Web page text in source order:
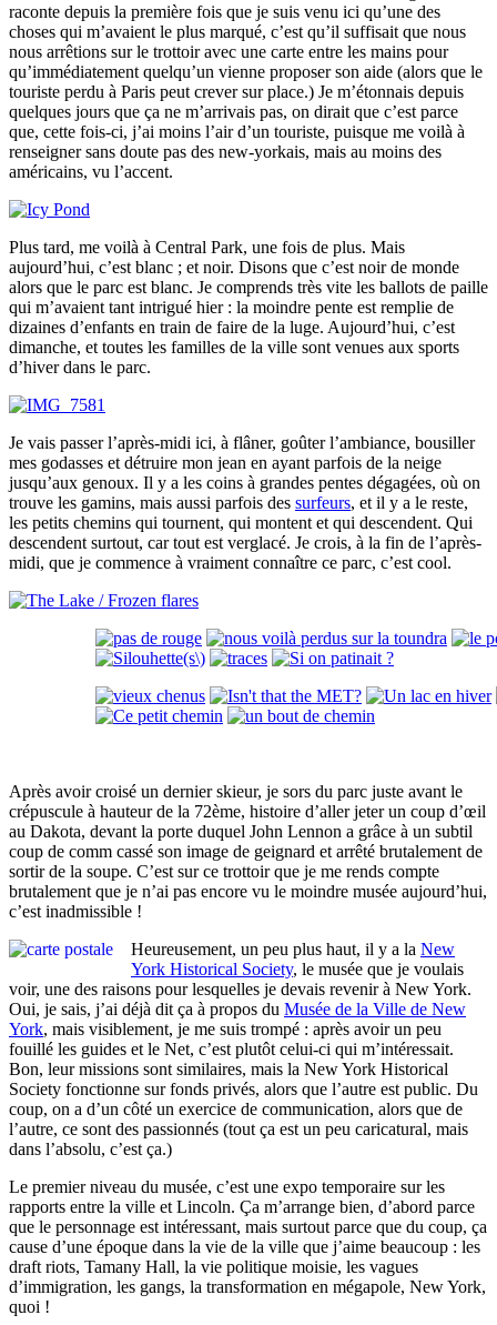
raconte depuis la première fois que je suis venu ici qu’une des
choses qui m’avaient le plus marqué, c’est qu’il suffisait que nous
nous arrêtions sur le trottoir avec une carte entre les mains pour
qu’immédiatement quelqu’un vienne proposer son aide (alors que le
touriste perdu à Paris peut crever sur place.) Je m’étonnais depuis
quelques jours que ça ne m’arrivais pas, on dirait que c’est parce
que, cette fois-ci, j’ai moins l’air d’un touriste, puisque me voilà à
renseigner sans doute pas des new-yorkais, mais au moins des
américains, vu l’accent.
Plus tard, me voilà à Central Park, une fois de plus. Mais
aujourd’hui, c’est blanc ; et noir. Disons que c’est noir de monde
alors que le parc est blanc. Je comprends très vite les ballots de paille
qui m’avaient tant intrigué hier : la moindre pente est remplie de
dizaines d’enfants en train de faire de la luge. Aujourd’hui, c’est
dimanche, et toutes les familles de la ville sont venues aux sports
d’hiver dans le parc.
Je vais passer l’après-midi ici, à flâner, goûter l’ambiance, bousiller
mes godasses et détruire mon jean en ayant parfois de la neige
jusqu’aux genoux. Il y a les coins à grandes pentes dégagées, où on
trouve les gamins, mais aussi parfois des surfeurs, et il y a le reste,
les petits chemins qui tournent, qui montent et qui descendent. Qui
descendent surtout, car tout est verglacé. Je crois, à la fin de l’après-
midi, que je commence à vraiment connaître ce parc, c’est cool.
Après avoir croisé un dernier skieur, je sors du parc juste avant le
crépuscule à hauteur de la 72ème, histoire d’aller jeter un coup d’œil
au Dakota, devant la porte duquel John Lennon a grâce à un subtil
coup de comm cassé son image de geignard et arrêté brutalement de
sortir de la soupe. C’est sur ce trottoir que je me rends compte
brutalement que je n’ai pas encore vu le moindre musée aujourd’hui,
c’est inadmissible !
Heureusement, un peu plus haut, il y a la New
York Historical Society, le musée que je voulais
voir, une des raisons pour lesquelles je devais revenir à New York.
Oui, je sais, j’ai déjà dit ça à propos du Musée de la Ville de New
York, mais visiblement, je me suis trompé : après avoir un peu
fouillé les guides et le Net, c’est plutôt celui-ci qui m’intéressait.
Bon, leur missions sont similaires, mais la New York Historical
Society fonctionne sur fonds privés, alors que l’autre est public. Du
coup, on a d’un côté un exercice de communication, alors que de
l’autre, ce sont des passionnés (tout ça est un peu caricatural, mais
dans l’absolu, c’est ça.)
Le premier niveau du musée, c’est une expo temporaire sur les
rapports entre la ville et Lincoln. Ça m’arrange bien, d’abord parce
que le personnage est intéressant, mais surtout parce que du coup, ça
cause d’une époque dans la vie de la ville que j’aime beaucoup : les
draft riots, Tamany Hall, la vie politique moisie, les vagues
d’immigration, les gangs, la transformation en mégapole, New York,
quoi !